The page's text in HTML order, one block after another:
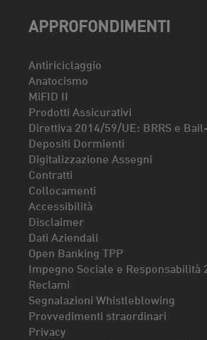
APPROFONDIMENTI
Antiriciclaggio
Anatocismo
MiFID II
Prodotti Assicurativi
Direttiva 2014/59/UE: BRRS e
Depositi Dormienti
Digitalizzazione Assegni
Contratti
Collocamenti
Accessibilità
Disclaimer
Dati Aziendali
Open Banking TPP
Impegno Sociale e Responsabilità
Reclami
Segnalazioni Whistleblowing
Provvedimenti straordinari
Privacy